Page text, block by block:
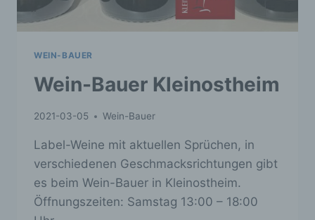
WEIN-BAUER
Wein-Bauer Kleinostheim
2021-03-05 Wein-Bauer
Label-Weine mit aktuellen Sprüchen, in
verschiedenen Geschmacksrichtungen gibt
es beim Wein-Bauer in Kleinostheim.
Öffnungszeiten: Samstag 13:00 – 18:00
Verarbeitung von personenbezogenen Daten
entscheidet. Sind die Zwecke und Mittel dieser
Recht der Mitgliedstaaten vorgegeben, so kann
die bestimmten Kriterien seiner Benennung
nach dem Unionsrecht oder dem Recht der
Auftragsverarbeiter ist eine natürliche oder
juristische Person, Behörde, Einrichtung oder
andere Stelle, die personenbezogene Daten im
Auftrag des Verantwortlichen verarbeitet.